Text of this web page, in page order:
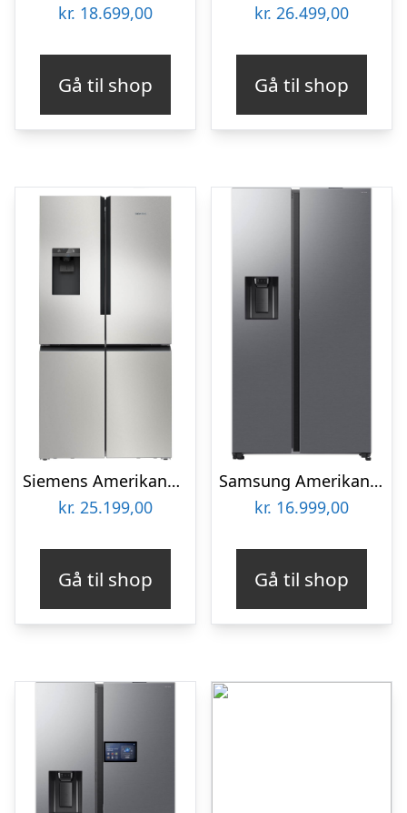
kr. 18.699,00
Gå til shop
kr. 26.499,00
Gå til shop
Siemens Amerikanerkøleskab KF96IAPEA
kr. 25.199,00
Gå til shop
Samsung Amerikanerkøleskab RS80F64KETEF
kr. 16.999,00
Gå til shop